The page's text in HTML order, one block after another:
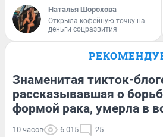
Наталья Шорохова
Открыла кофейную точку на
деньги соцразвития
Знаменитая тикток-
рассказывавшая о
формой рака, умерла в
10 часов 6 015 25